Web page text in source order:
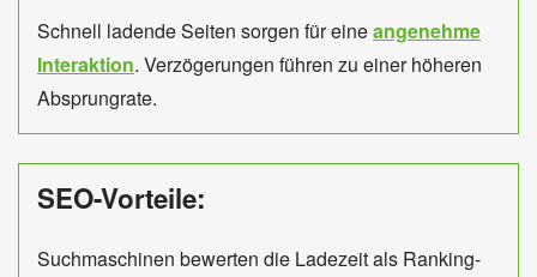
Schnell ladende Seiten sorgen für eineangenehme
Interaktion. Verzögerungen führen zu einer höheren
Absprungrate.
SEO-Vorteile:
Suchmaschinen bewerten die Ladezeit als Ranking-